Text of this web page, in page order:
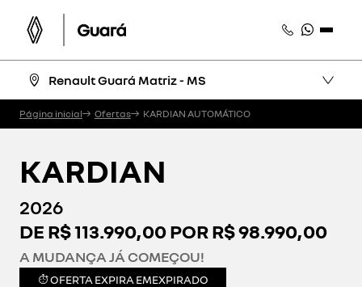
Renault Guará Matriz - MS
Página inicial Ofertas KARDIAN AUTOMÁTICO
KARDIAN
2026
DE R$ 113.990,00 POR R$ 98.990,00
A MUDANÇA JÁ COMEÇOU!
OFERTA EXPIRA EMEXPIRADO